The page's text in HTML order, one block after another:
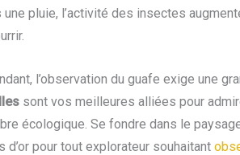
une pluie, l’activité des insectes
l’observation du guafe exige une
sont vos meilleures alliées pour
écologique. Se fondre dans le
d’or pour tout explorateur souhaitant